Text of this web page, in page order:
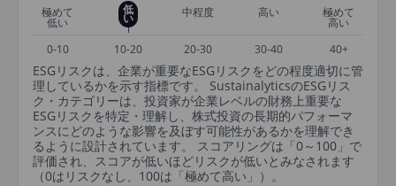
極めて
低い
低
い 中程度 高い 極めて
高い
0-10
10-20 20-30 30-40 40+
ESGリスクは、企業が重要なESGリスクをどの程度適切に管
理しているかを示す指標です。 SustainalyticsのESGリス
ク・カテゴリーは、投資家が企業レベルの財務上重要な
ESGリスクを特定・理解し、株式投資の長期的パフォーマ
ンスにどのような影響を及ぼす可能性があるかを理解でき
るように設計されています。 スコアリングは「0～100」で
評価され、スコアが低いほどリスクが低いとみなされます
（0はリスクなし、100は「極めて高い」）。